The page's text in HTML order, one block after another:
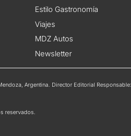
Estilo Gastronomía
Viajes
MDZ Autos
Newsletter
Argentina. Director Editorial
reservados.